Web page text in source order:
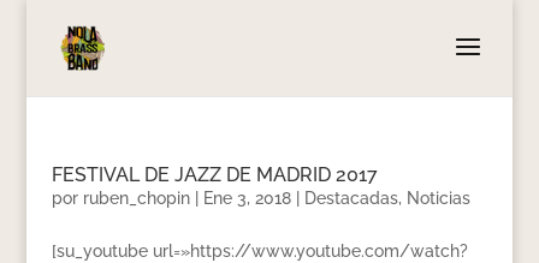
FESTIVAL DE JAZZ DE MADRID 2017
por ruben_chopin| Ene 3, 2018| Destacadas, Noticias
[su_youtube url=»https://www.youtube.com/watch?